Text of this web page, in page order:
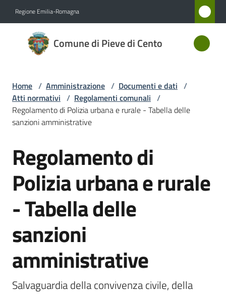
Regione Emilia-Romagna
Comune di Pieve di Cento
Comune
di Pieve
Amministrazione
Menu selezionato
Servizi
Vivere
Pieve
di
Amministrazione
Home / Amministrazione / Documenti e dati /
Atti normativi / Regolamenti comunali /
Regolamento di Polizia urbana e rurale - Tabella delle
sanzioni amministrative
Salta al contenuto
Regolamento di
Polizia urbana e rurale
- Tabella delle
sanzioni
amministrative
Salvaguardia della convivenza civile, della